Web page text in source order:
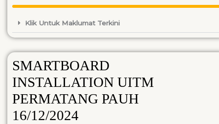
Klik Untuk Maklumat Terkini
SMARTBOARD
INSTALLATION UITM
PERMATANG PAUH
16/12/2024